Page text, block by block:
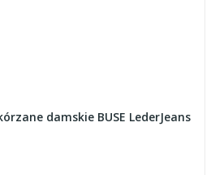
damskie BUSE LederJeans